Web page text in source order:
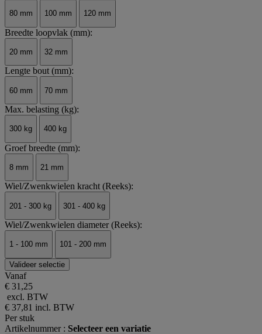
80 mm 100 mm 120 mm
Breedte loopvlak (mm):
20 mm 32 mm
Lengte bout (mm):
60 mm 70 mm
Max. belasting (kg):
300 kg 400 kg
Groef breedte (mm):
8 mm 21 mm
Wiel/Zwenkwielen kracht (Reeks):
201 - 300 kg 301 - 400 kg
Wiel/Zwenkwielen diameter (Reeks):
1 - 100 mm 101 - 200 mm
Valideer selectie
Vanaf
€ 31,25
excl. BTW
€ 37,81 incl. BTW
Per stuk
Artikelnummer : Selecteer een variatie